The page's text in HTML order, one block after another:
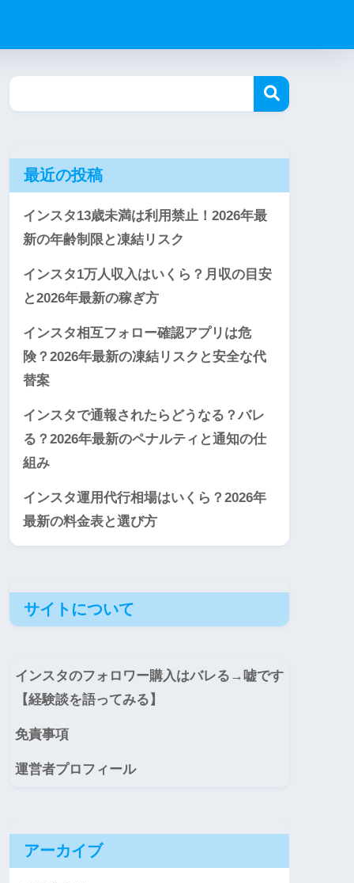
最近の投稿
インスタ13歳未満は利用禁止！2026年最
新の年齢制限と凍結リスク
インスタ1万人収入はいくら？月収の目安
と2026年最新の稼ぎ方
インスタ相互フォロー確認アプリは危
険？2026年最新の凍結リスクと安全な代
替案
インスタで通報されたらどうなる？バレ
る？2026年最新のペナルティと通知の仕
組み
インスタ運用代行相場はいくら？2026年
最新の料金表と選び方
サイトについて
インスタのフォロワー購入はバレる→嘘です
【経験談を語ってみる】
免責事項
運営者プロフィール
アーカイブ